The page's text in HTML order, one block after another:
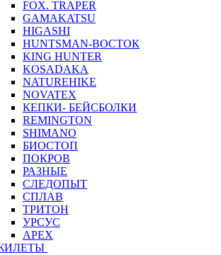
FOX. TRAPER
GAMAKATSU
HIGASHI
HUNTSMAN-ВОСТОК
KING HUNTER
KOSADAKA
NATUREHIKE
NOVATEX
КЕПКИ- БЕЙСБОЛКИ
REMINGTON
SHIMANO
БИОСТОП
ПОКРОВ
РАЗНЫЕ
СЛЕДОПЫТ
СПЛАВ
ТРИТОН
УРСУС
APEX